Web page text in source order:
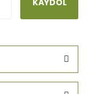
KAYDOL